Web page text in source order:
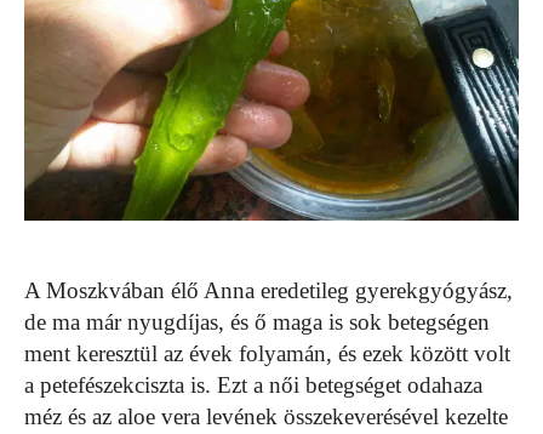
A Moszkvában élő Anna eredetileg gyerekgyógyász,
de ma már nyugdíjas, és ő maga is sok betegségen
ment keresztül az évek folyamán, és ezek között volt
a petefészekciszta is. Ezt a női betegséget odahaza
méz és az aloe vera levének összekeverésével kezelte